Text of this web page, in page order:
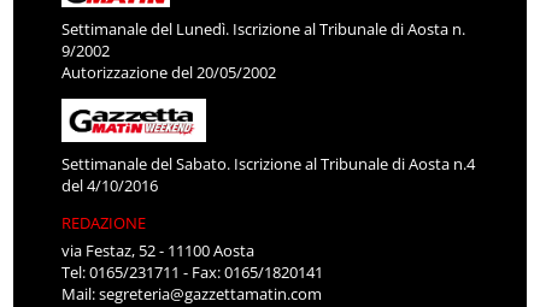
Settimanale del Lunedì. Iscrizione al Tribunale di Aosta n.
9/2002
Autorizzazione del 20/05/2002
Settimanale del Sabato. Iscrizione al Tribunale di Aosta n.4
del 4/10/2016
REDAZIONE
via Festaz, 52 - 11100 Aosta
Tel: 0165/231711 - Fax: 0165/1820141
Mail:segreteria@gazzettamatin.com